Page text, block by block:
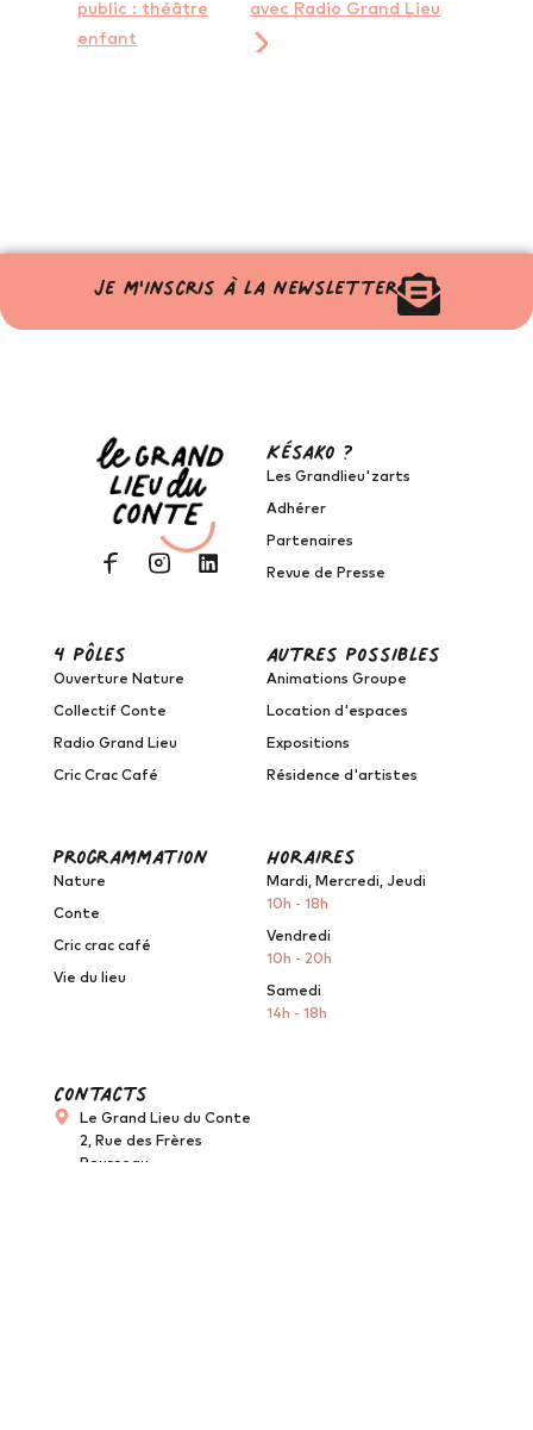
public : théâtre
enfant
avec Radio Grand Lieu
Je m'inscris à la newsletter
Késako ?
Les Grandlieu'zarts
Adhérer
Partenaires
Revue de Presse
4 pôles
Ouverture Nature
Collectif Conte
Radio Grand Lieu
Cric Crac Café
autres possibles
Animations Groupe
Location d'espaces
Expositions
Résidence d'artistes
programmation
Nature
Conte
Cric crac café
Vie du lieu
horaires
Mardi, Mercredi, Jeudi
10h - 18h
Vendredi
10h - 20h
Samedi
14h - 18h
Contacts
Le Grand Lieu du Conte
2, Rue des Frères
Rousseau